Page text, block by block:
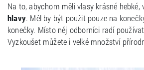
Na to, abychom měli vlasy krásné
hlavy. Měl by být použit pouze na
konečky. Místo něj odborníci radí
Vyzkoušet můžete i velké množství